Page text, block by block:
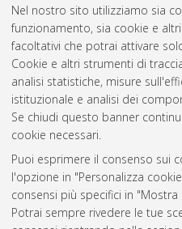
Nel nostro sito utilizziamo sia
funzionamento, sia cookie e
facoltativi che potrai attivare
Cookie e altri strumenti di
analisi statistiche, misure
istituzionale e analisi dei
Se chiudi questo banner
cookie necessari.
Puoi esprimere il consenso sui
l'opzione in "Personalizza
consensi più specifici in
Potrai sempre rivedere le tue
a ciclo unico], Università di
Ingegneria edile/ architettura
accesso riservato.
Questa lista e' stata
Atom
Rss 1.0
Rss 2.0